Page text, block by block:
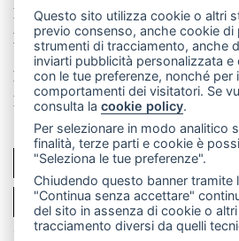
La redazione
CasateOnline
Made by VIP
Privacy policy
Cookie policy
Rivedi le tue scelte sui cookie
SCRIVICI
PER LA TUA
Questo sito utilizza cookie o altri
previo consenso, anche cookie di
strumenti di tracciamento, anche
inviarti pubblicità personalizzata e
con le tue preferenze, nonché per
comportamenti dei visitatori. Se
consulta lacookie policy.
Per selezionare in modo analitico
finalità, terze parti e cookie è
"Seleziona le tue preferenze".
Chiudendo questo banner
"Continua senza accettare"
del sito in assenza di cookie o
tracciamento diversi da quelli